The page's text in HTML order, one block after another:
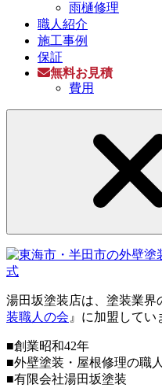
雨樋修理
職人紹介
施工事例
保証
無料お見積
費用
湯田坂塗装店は、塗装業界
装職人の会』に加盟してい
■創業昭和42年
■外壁塗装・屋根修理の職
■有限会社湯田坂塗装